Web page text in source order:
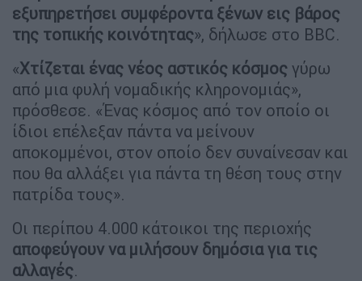
εξυπηρετήσει συμφέροντα ξένων εις βάρος
της τοπικής κοινότητας», δήλωσε στο BBC.
«Χτίζεται ένας νέος αστικός κόσμος γύρω
από μια φυλή νομαδικής κληρονομιάς»,
πρόσθεσε. «Ένας κόσμος από τον οποίο οι
ίδιοι επέλεξαν πάντα να μείνουν
αποκομμένοι, στον οποίο δεν συναίνεσαν και
που θα αλλάξει για πάντα τη θέση τους στην
πατρίδα τους».
Οι περίπου 4.000 κάτοικοι της περιοχής
αποφεύγουν να μιλήσουν δημόσια για τις
αλλαγές.